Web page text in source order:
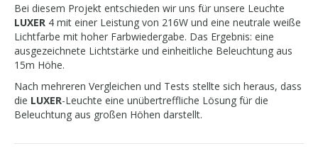
Bei diesem Projekt entschieden wir uns für unsere Leuchte
LUXER 4 mit einer Leistung von 216W und eine neutrale weiße
Lichtfarbe mit hoher Farbwiedergabe. Das Ergebnis: eine
ausgezeichnete Lichtstärke und einheitliche Beleuchtung aus
15m Höhe.
Nach mehreren Vergleichen und Tests stellte sich heraus, dass
die LUXER-Leuchte eine unübertreffliche Lösung für die
Beleuchtung aus großen Höhen darstellt.